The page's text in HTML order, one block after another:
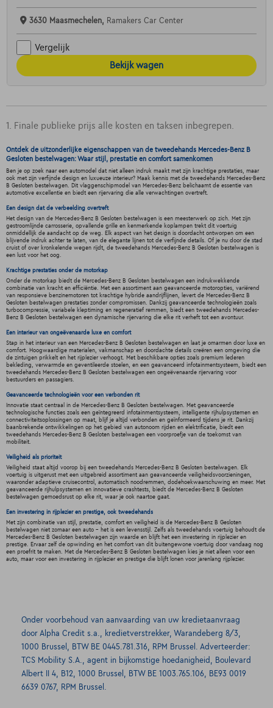
3630 Maasmechelen, Ramakers Car Center
Vergelijk
Bekijk wagen
1. Finale publieke prijs alle kosten en taksen inbegrepen.
Ontdek de uitzonderlijke eigenschappen van de tweedehands Mercedes-Benz B
Gesloten bestelwagen: Waar stijl, prestatie en comfort samenkomen
Ben je op zoek naar een automodel dat niet alleen indruk maakt met zijn krachtige prestaties, maar
ook met zijn verfijnde design en luxueuze interieur? Maak kennis met de tweedehands Mercedes-Benz
B Gesloten bestelwagen. Dit vlaggenschipmodel van Mercedes-Benz belichaamt de essentie van
automotive excellentie en biedt een rijervaring die alle verwachtingen overtreft.
Een design dat de verbeelding overtreft
Het design van de Mercedes-Benz B Gesloten bestelwagen is een meesterwerk op zich. Met zijn
gestroomlijnde carrosserie, opvallende grille en kenmerkende koplampen trekt dit voertuig
onmiddellijk de aandacht op de weg. Elk aspect van het design is doordacht ontworpen om een
blijvende indruk achter te laten, van de elegante lijnen tot de verfijnde details. Of je nu door de stad
cruist of over kronkelende wegen rijdt, de tweedehands Mercedes-Benz B Gesloten bestelwagen is
een lust voor het oog.
Krachtige prestaties onder de motorkap
Onder de motorkap biedt de Mercedes-Benz B Gesloten bestelwagen een indrukwekkende
combinatie van kracht en efficiëntie. Met een assortiment aan geavanceerde motoropties, variërend
van responsieve benzinemotoren tot krachtige hybride aandrijflijnen, levert de Mercedes-Benz B
Gesloten bestelwagen prestaties zonder compromissen. Dankzij geavanceerde technologieën zoals
turbocompressie, variabele kleptiming en regeneratief remmen, biedt een tweedehands Mercedes-
Benz B Gesloten bestelwagen een dynamische rijervaring die elke rit verheft tot een avontuur.
Een interieur van ongeëvenaarde luxe en comfort
Stap in het interieur van een Mercedes-Benz B Gesloten bestelwagen en laat je omarmen door luxe en
comfort. Hoogwaardige materialen, vakmanschap en doordachte details creëren een omgeving die
de zintuigen prikkelt en het rijplezier verhoogt. Met beschikbare opties zoals premium lederen
bekleding, verwarmde en geventileerde stoelen, en een geavanceerd infotainmentsysteem, biedt een
tweedehands Mercedes-Benz B Gesloten bestelwagen een ongeëvenaarde rijervaring voor
bestuurders en passagiers.
Geavanceerde technologieën voor een verbonden rit
Innovatie staat centraal in de Mercedes-Benz B Gesloten bestelwagen. Met geavanceerde
technologische functies zoals een geïntegreerd infotainmentsysteem, intelligente rijhulpsystemen en
connectiviteitsoplossingen op maat, blijf je altijd verbonden en geïnformeerd tijdens je rit. Dankzij
baanbrekende ontwikkelingen op het gebied van autonoom rijden en elektrificatie, biedt een
tweedehands Mercedes-Benz B Gesloten bestelwagen een voorproefje van de toekomst van
mobiliteit.
Veiligheid als prioriteit
Veiligheid staat altijd voorop bij een tweedehands Mercedes-Benz B Gesloten bestelwagen. Elk
voertuig is uitgerust met een uitgebreid assortiment aan geavanceerde veiligheidsvoorzieningen,
waaronder adaptieve cruisecontrol, automatisch noodremmen, dodehoekwaarschuwing en meer. Met
geavanceerde rijhulpsystemen en innovatieve crashtests, biedt de Mercedes-Benz B Gesloten
bestelwagen gemoedsrust op elke rit, waar je ook naartoe gaat.
Een investering in rijplezier en prestige, ook tweedehands
Met zijn combinatie van stijl, prestatie, comfort en veiligheid is de Mercedes-Benz B Gesloten
bestelwagen niet zomaar een auto - het is een levensstijl. Zelfs als tweedehands voertuig behoudt de
Mercedes-Benz B Gesloten bestelwagen zijn waarde en blijft het een investering in rijplezier en
prestige. Ervaar zelf de opwinding en het comfort van dit buitengewone voertuig door vandaag nog
een proefrit te maken. Met de Mercedes-Benz B Gesloten bestelwagen kies je niet alleen voor een
auto, maar voor een investering in rijplezier en prestige die blijft lonen voor jarenlang rijplezier.
Onder voorbehoud van aanvaarding van uw kredietaanvraag
door Alpha Credit s.a., kredietverstrekker, Warandeberg 8/3,
1000 Brussel, BTW BE 0445.781.316, RPM Brussel. Adverteerder:
TCS Mobility S.A., agent in bijkomstige hoedanigheid, Boulevard
Albert II 4, B12, 1000 Brussel, BTW BE 1003.765.106, BE93 0019
6639 0767, RPM Brussel.